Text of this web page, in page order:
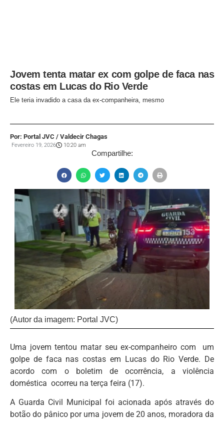
Jovem tenta matar ex com golpe de faca nas
costas em Lucas do Rio Verde
Ele teria invadido a casa da ex-companheira, mesmo
Por: Portal JVC / Valdecir Chagas
Fevereiro 19, 2026 10:20 am
Compartilhe:
(Autor da imagem: Portal JVC)
Uma jovem tentou matar seu ex-companheiro com um
golpe de faca nas costas em Lucas do Rio Verde. De
acordo com o boletim de ocorrência, a violência
doméstica ocorreu na terça feira (17).
A Guarda Civil Municipal foi acionada após através do
botão do pânico por uma jovem de 20 anos, moradora da